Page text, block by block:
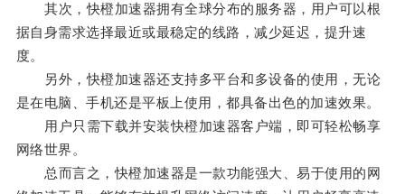
其次，快橙加速器拥有全球分布的服务器，用户可以根
据自身需求选择最近或最稳定的线路，减少延迟，提升速
度。
另外，快橙加速器还支持多平台和多设备的使用，无论
是在电脑、手机还是平板上使用，都具备出色的加速效果。
用户只需下载并安装快橙加速器客户端，即可轻松畅享
网络世界。
总而言之，快橙加速器是一款功能强大、易于使用的网